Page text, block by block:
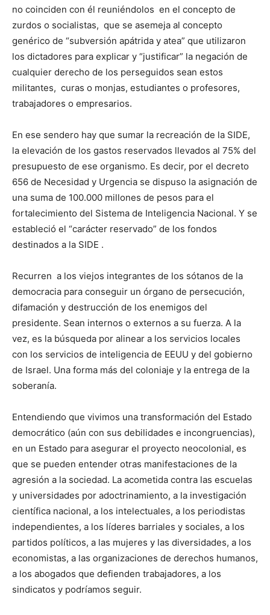
no coinciden con él reuniéndolos en el concepto de
zurdos o socialistas, que se asemeja al concepto
genérico de “subversión apátrida y atea” que utilizaron
los dictadores para explicar y “justificar” la negación de
cualquier derecho de los perseguidos sean estos
militantes, curas o monjas, estudiantes o profesores,
trabajadores o empresarios.
En ese sendero hay que sumar la recreación de la SIDE,
la elevación de los gastos reservados llevados al 75% del
presupuesto de ese organismo. Es decir, por el decreto
656 de Necesidad y Urgencia se dispuso la asignación de
una suma de 100.000 millones de pesos para el
fortalecimiento del Sistema de Inteligencia Nacional. Y se
estableció el “carácter reservado” de los fondos
destinados a la SIDE .
Recurren a los viejos integrantes de los sótanos de la
democracia para conseguir un órgano de persecución,
difamación y destrucción de los enemigos del
presidente. Sean internos o externos a su fuerza. A la
vez, es la búsqueda por alinear a los servicios locales
con los servicios de inteligencia de EEUU y del gobierno
de Israel. Una forma más del coloniaje y la entrega de la
soberanía.
Entendiendo que vivimos una transformación del Estado
democrático (aún con sus debilidades e incongruencias),
en un Estado para asegurar el proyecto neocolonial, es
que se pueden entender otras manifestaciones de la
agresión a la sociedad. La acometida contra las escuelas
y universidades por adoctrinamiento, a la investigación
científica nacional, a los intelectuales, a los periodistas
independientes, a los líderes barriales y sociales, a los
partidos políticos, a las mujeres y las diversidades, a los
economistas, a las organizaciones de derechos humanos,
a los abogados que defienden trabajadores, a los
sindicatos y podríamos seguir.